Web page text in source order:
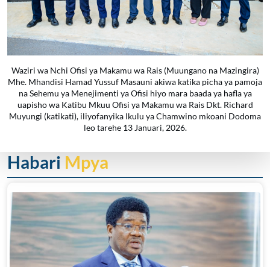
Waziri wa Nchi Ofisi ya Makamu wa Rais (Muungano na Mazingira)
Mhe. Mhandisi Hamad Yussuf Masauni akiwa katika picha ya pamoja
na Sehemu ya Menejimenti ya Ofisi hiyo mara baada ya hafla ya
uapisho wa Katibu Mkuu Ofisi ya Makamu wa Rais Dkt. Richard
Muyungi (katikati), iliyofanyika Ikulu ya Chamwino mkoani Dodoma
leo tarehe 13 Januari, 2026.
Habari Mpya